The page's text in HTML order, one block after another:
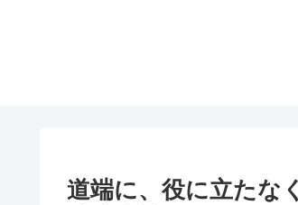
道端に、役に立たな